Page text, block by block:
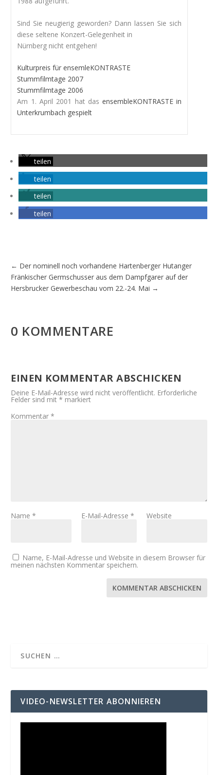
Sind Sie neugierig geworden? Dann lassen Sie sich
diese seltene Konzert-Gelegenheit in
Nürnberg nicht entgehen!
Kulturpreis für ensemleKONTRASTE
Stummfilmtage 2007
Stummfilmtage 2006
Am 1. April 2001 hat dasensembleKONTRASTE in
Unterkrumbach gespielt
teilen
teilen
teilen
teilen
← Der nominell noch vorhandene Hartenberger Hutanger
Fränkischer Germschusser aus dem Dampfgarer auf der
Hersbrucker Gewerbeschau vom 22.-24. Mai →
0 KOMMENTARE
EINEN KOMMENTAR ABSCHICKEN
Deine E-Mail-Adresse wird nicht veröffentlicht. Erforderliche
Felder sind mit* markiert
Kommentar*
Name* E-Mail-Adresse * Website
Name, E-Mail-Adresse und Website in diesem Browser für
meinen nächsten Kommentar speichern.
KOMMENTAR ABSCHICKEN
VIDEO-NEWSLETTER ABONNIEREN